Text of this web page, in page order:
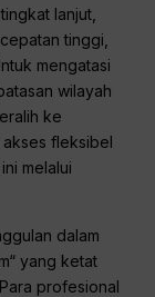
lanjut,
tinggi,
mengatasi
wilayah
ke
fleksibel
melalui
dalam
yang ketat
profesional